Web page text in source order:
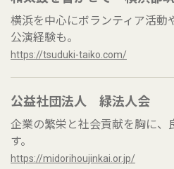
横浜を中心にボランティア活動
公演経験も。
https://tsuduki-taiko.com/
公益社団法人 緑法人会
企業の繁栄と社会貢献を胸に、
す。
https://midorihoujinkai.or.jp/